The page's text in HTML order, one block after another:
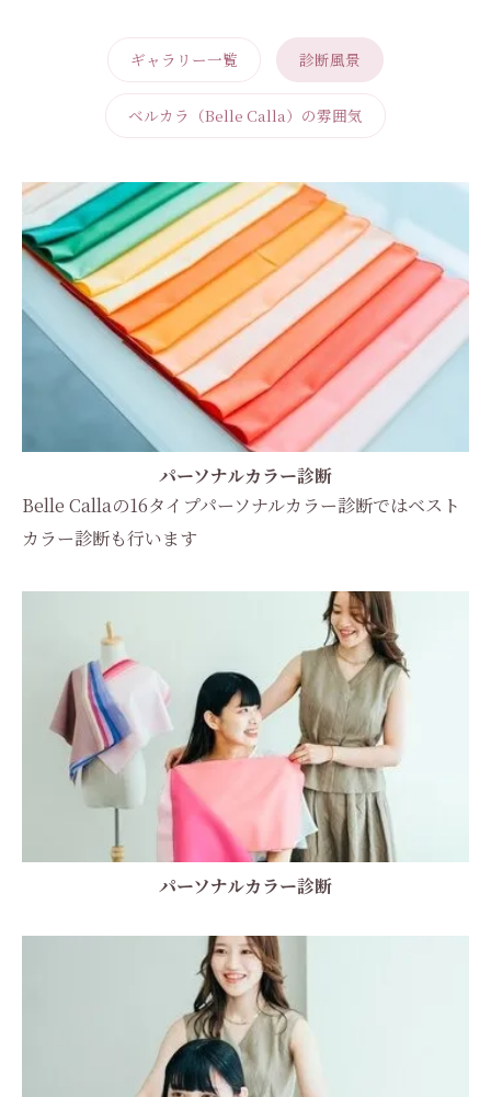
ギャラリー一覧 診断風景
ベルカラ（Belle Calla）の雰囲気
パーソナルカラー診断
Belle Callaの16タイプパーソナルカラー診断ではベスト
カラー診断も行います
パーソナルカラー診断